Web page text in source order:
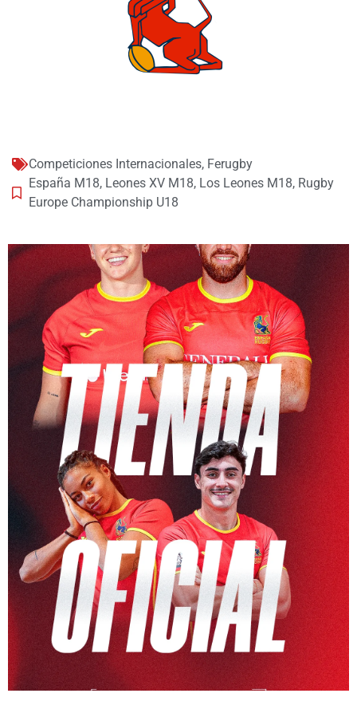
Competiciones Internacionales, Ferugby
España M18, Leones XV M18, Los Leones M18, Rugby
Europe Championship U18